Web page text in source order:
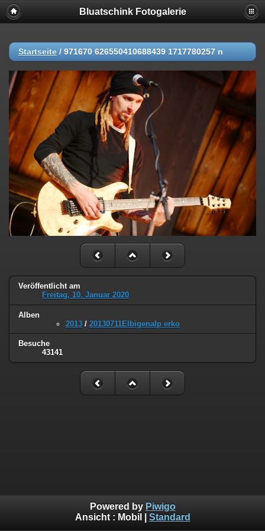
Bluatschink Fotogalerie
Startseite / 971670 626550410688439 1717780257 n
Veröffentlicht am
Freitag, 10. Januar 2020
Alben
2013 / 20130711Elbigenalp erko
Besuche
43141
Powered by Piwigo
Ansicht : Mobil Standard